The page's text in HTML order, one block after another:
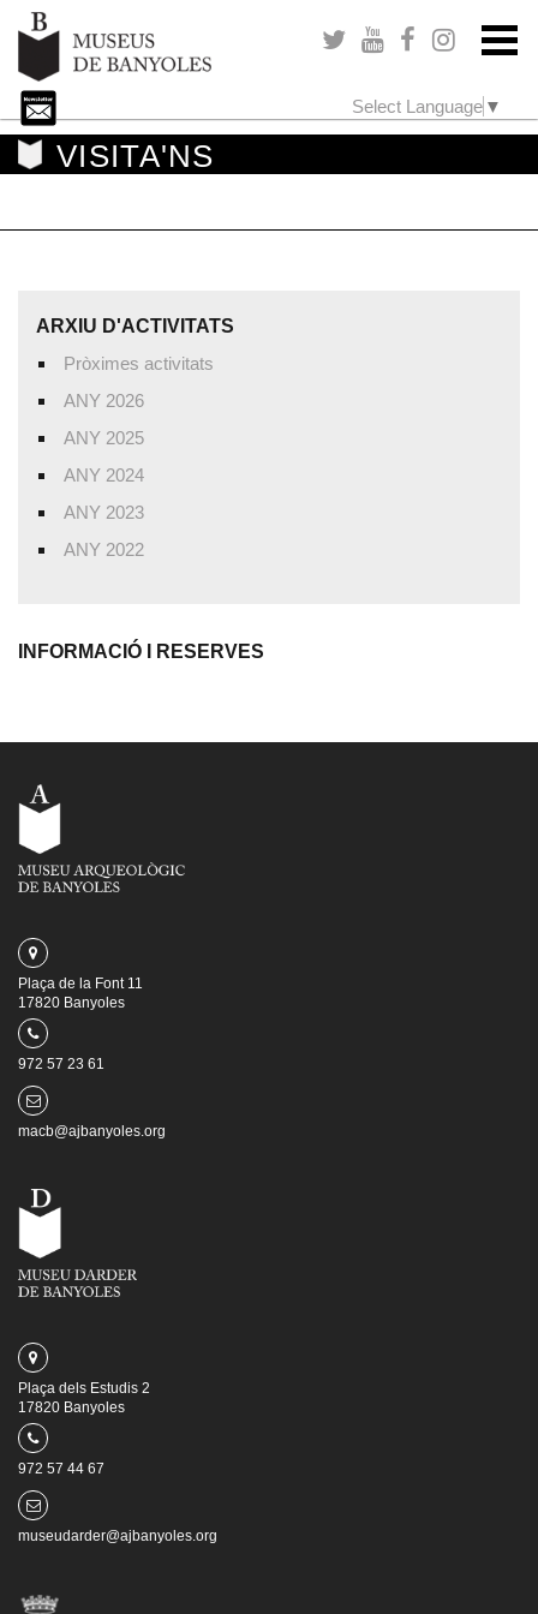
Select Language ▼
VISITA'NS
ARXIU D'ACTIVITATS
Pròximes activitats
ANY 2026
ANY 2025
ANY 2024
ANY 2023
ANY 2022
INFORMACIÓ I RESERVES
Plaça de la Font 11
17820 Banyoles
972 57 23 61
macb@ajbanyoles.org
Plaça dels Estudis 2
17820 Banyoles
972 57 44 67
museudarder@ajbanyoles.org